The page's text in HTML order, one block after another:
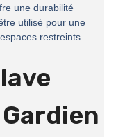
une durabilité
utilisé pour une
restreints.